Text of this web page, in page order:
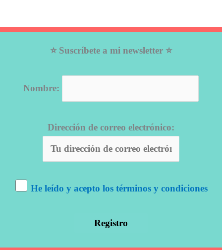
⭐ Suscríbete a mi newsletter ⭐
Nombre:
Dirección de correo electrónico:
He leído y acepto los términos y condiciones